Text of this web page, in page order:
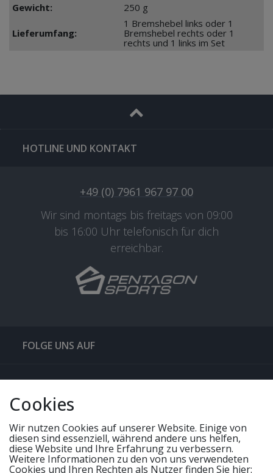
Gewicht:
250 g
Lieferumfang:
1 Bremshebel links oder 1
Bremshebel rechts oder 1
rechts und 1 links im Set
HOTLINE UND KONTAKT
+49 (0) 7961 967 97 00
Wir sind montags bis freitags von 09:00
bis 16:00 Uhr telefonisch für dich
erreichbar.
FOLGE UNS AUF
QUICKLINKS & TIPPS
UNSERE ANGEBOTE
Cookies
Wir nutzen Cookies auf unserer Website. Einige von
diesen sind essenziell, während andere uns helfen,
diese Website und Ihre Erfahrung zu verbessern.
Weitere Informationen zu den von uns verwendeten
Cookies und Ihren Rechten als Nutzer finden Sie hier: